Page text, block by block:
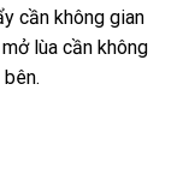
cần không gian
lùa cần không